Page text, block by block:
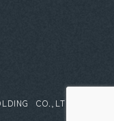
CO.,LTD. All